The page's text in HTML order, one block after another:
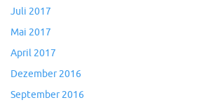
Juli 2017
Mai 2017
April 2017
Dezember 2016
September 2016